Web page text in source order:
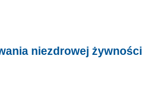
niezdrowej